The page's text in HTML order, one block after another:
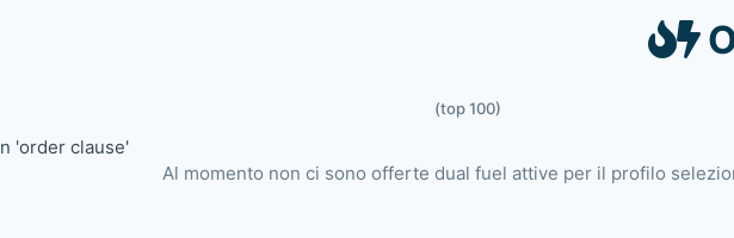
(top 100)
'order clause'
Al momento non ci sono offerte dual fuel attive per il profilo